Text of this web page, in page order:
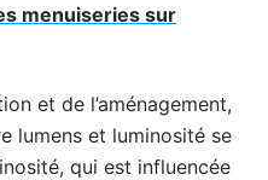
menuiseries sur
et de l’aménagement,
lumens et luminosité se
qui est influencée